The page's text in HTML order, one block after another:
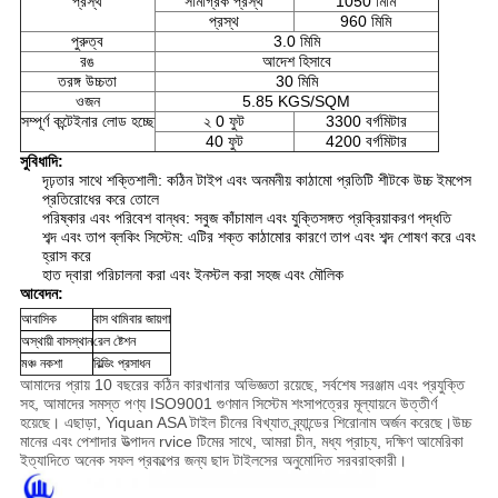
প্রস্থ
960 মিমি
পুরুত্ব
3.0 মিমি
রঙ
আদেশ হিসাবে
তরঙ্গ উচ্চতা
30 মিমি
ওজন
5.85 KGS/SQM
সম্পূর্ণ কন্টেইনার লোড হচ্ছে
২ 0 ফুট
3300 বর্গমিটার
40 ফুট
4200 বর্গমিটার
সুবিধাদি:
দৃঢ়তার সাথে শক্তিশালী: কঠিন টাইপ এবং অনমনীয় কাঠামো প্রতিটি শীটকে উচ্চ ইমপেস
প্রতিরোধের করে তোলে
পরিষ্কার এবং পরিবেশ বান্ধব: সবুজ কাঁচামাল এবং যুক্তিসঙ্গত প্রক্রিয়াকরণ পদ্ধতি
শব্দ এবং তাপ ব্লকিং সিস্টেম: এটির শক্ত কাঠামোর কারণে তাপ এবং শব্দ শোষণ করে এবং
হ্রাস করে
হাত দ্বারা পরিচালনা করা এবং ইনস্টল করা সহজ এবং মৌলিক
আবেদন:
আবাসিক
বাস থামিবার জায়গা
অস্থায়ী বাসস্থানরেল ষ্টেশন
মঞ্চ নকশা
বিল্ডিং প্রসাধন
আমাদের প্রায় 10 বছরের কঠিন কারখানার অভিজ্ঞতা রয়েছে, সর্বশেষ সরঞ্জাম এবং প্রযুক্তি
সহ, আমাদের সমস্ত পণ্য ISO9001 গুণমান সিস্টেম শংসাপত্রের মূল্যায়নে উত্তীর্ণ
হয়েছে। এছাড়া, Yiquan ASA টাইল চীনের বিখ্যাত ব্র্যান্ডের শিরোনাম অর্জন করেছে।উচ্চ
মানের এবং পেশাদার উত্পাদন rvice টিমের সাথে, আমরা চীন, মধ্য প্রাচ্য, দক্ষিণ আমেরিকা
ইত্যাদিতে অনেক সফল প্রকল্পের জন্য ছাদ টাইলসের অনুমোদিত সরবরাহকারী।